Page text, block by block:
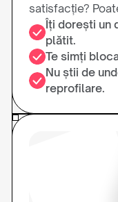
satisfacție?
Îți dorești un
plătit.
Te simți
Nu știi de
reprofilare.